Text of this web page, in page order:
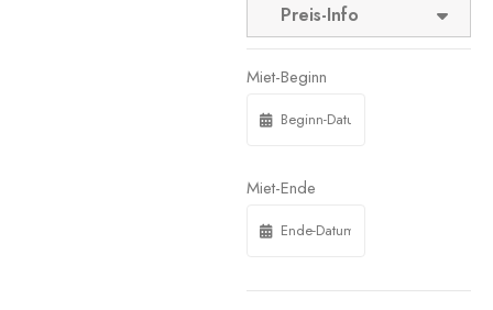
Preis-Info
Miet-Beginn
Miet-Ende